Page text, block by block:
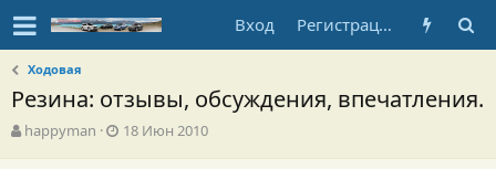
Вход Регистрация
Ходовая
Резина: отзывы, обсуждения, впечатления.
А
happyman
Д
18 Июн 2010